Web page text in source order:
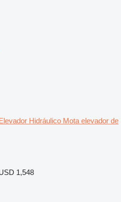
Hidráulico Mota elevador de
1,548